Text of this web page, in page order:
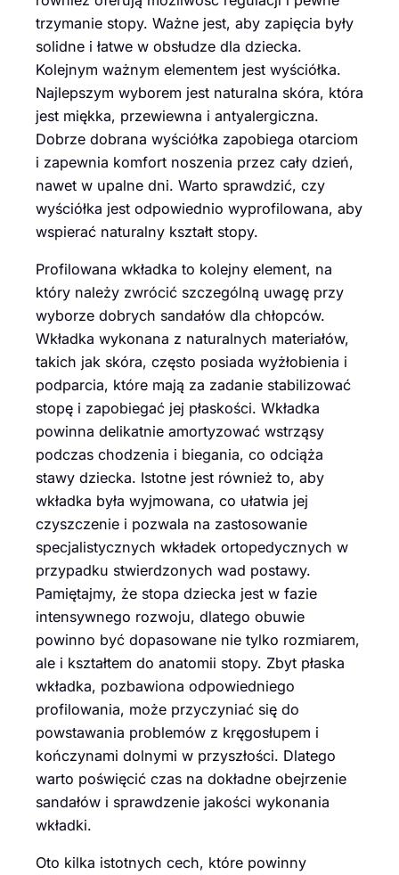
trzymanie stopy. Ważne jest, aby zapięcia były
solidne i łatwe w obsłudze dla dziecka.
Kolejnym ważnym elementem jest wyściółka.
Najlepszym wyborem jest naturalna skóra, która
jest miękka, przewiewna i antyalergiczna.
Dobrze dobrana wyściółka zapobiega otarciom
i zapewnia komfort noszenia przez cały dzień,
nawet w upalne dni. Warto sprawdzić, czy
wyściółka jest odpowiednio wyprofilowana, aby
wspierać naturalny kształt stopy.
Profilowana wkładka to kolejny element, na
który należy zwrócić szczególną uwagę przy
wyborze dobrych sandałów dla chłopców.
Wkładka wykonana z naturalnych materiałów,
takich jak skóra, często posiada wyżłobienia i
podparcia, które mają za zadanie stabilizować
stopę i zapobiegać jej płaskości. Wkładka
powinna delikatnie amortyzować wstrząsy
podczas chodzenia i biegania, co odciąża
stawy dziecka. Istotne jest również to, aby
wkładka była wyjmowana, co ułatwia jej
czyszczenie i pozwala na zastosowanie
specjalistycznych wkładek ortopedycznych w
przypadku stwierdzonych wad postawy.
Pamiętajmy, że stopa dziecka jest w fazie
intensywnego rozwoju, dlatego obuwie
powinno być dopasowane nie tylko rozmiarem,
ale i kształtem do anatomii stopy. Zbyt płaska
wkładka, pozbawiona odpowiedniego
profilowania, może przyczyniać się do
powstawania problemów z kręgosłupem i
kończynami dolnymi w przyszłości. Dlatego
warto poświęcić czas na dokładne obejrzenie
sandałów i sprawdzenie jakości wykonania
wkładki.
Oto kilka istotnych cech, które powinny